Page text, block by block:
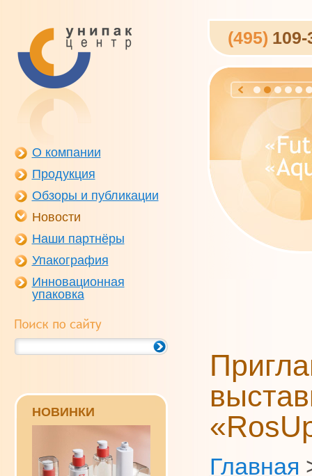
О компании
Продукция
Обзоры и публикации
Новости
Наши партнёры
Упакография
Инновационная
упаковка
НОВИНКИ
(495) 109-
Главная